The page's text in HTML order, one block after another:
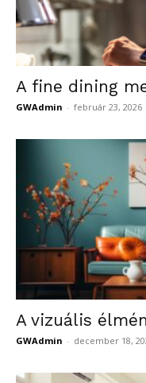
A fine dining
GWAdmin - február 23, 2026
A vizuális
GWAdmin - december 18,